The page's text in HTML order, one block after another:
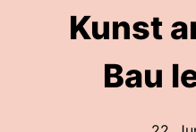
Kunst
Bau